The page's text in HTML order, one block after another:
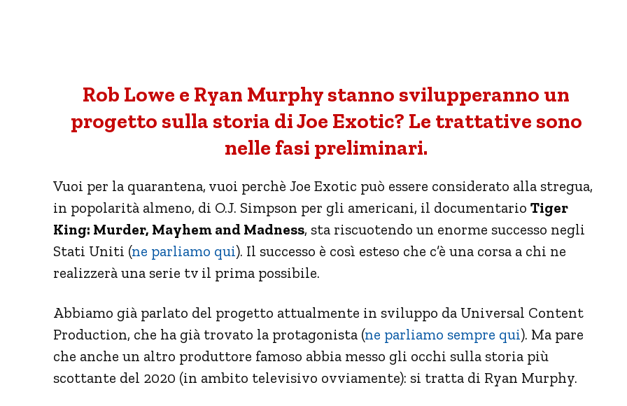
Rob Lowe e Ryan Murphy stanno svilupperanno un
progetto sulla storia di Joe Exotic? Le trattative sono
nelle fasi preliminari.
Vuoi per la quarantena, vuoi perchè Joe Exotic può essere considerato alla stregua,
in popolarità almeno, di O.J. Simpson per gli americani, il documentario Tiger
King: Murder, Mayhem and Madness, sta riscuotendo un enorme successo negli
Stati Uniti (ne parliamo qui). Il successo è così esteso che c’è una corsa a chi ne
realizzerà una serie tv il prima possibile.
Abbiamo già parlato del progetto attualmente in sviluppo da Universal Content
Production, che ha già trovato la protagonista (ne parliamo sempre qui). Ma pare
che anche un altro produttore famoso abbia messo gli occhi sulla storia più
scottante del 2020 (in ambito televisivo ovviamente): si tratta di Ryan Murphy.